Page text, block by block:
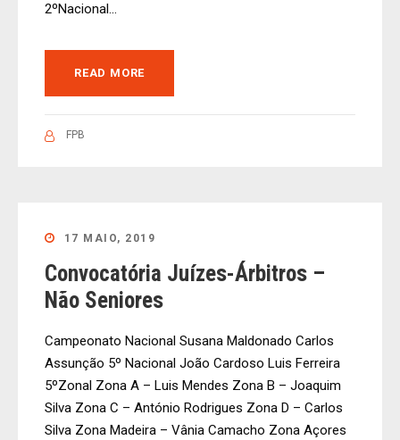
2ºNacional...
READ MORE
FPB
17 MAIO, 2019
Convocatória Juízes-Árbitros –
Não Seniores
Campeonato Nacional Susana Maldonado Carlos
Assunção 5º Nacional João Cardoso Luis Ferreira
5ºZonal Zona A – Luis Mendes Zona B – Joaquim
Silva Zona C – António Rodrigues Zona D – Carlos
Silva Zona Madeira – Vânia Camacho Zona Açores